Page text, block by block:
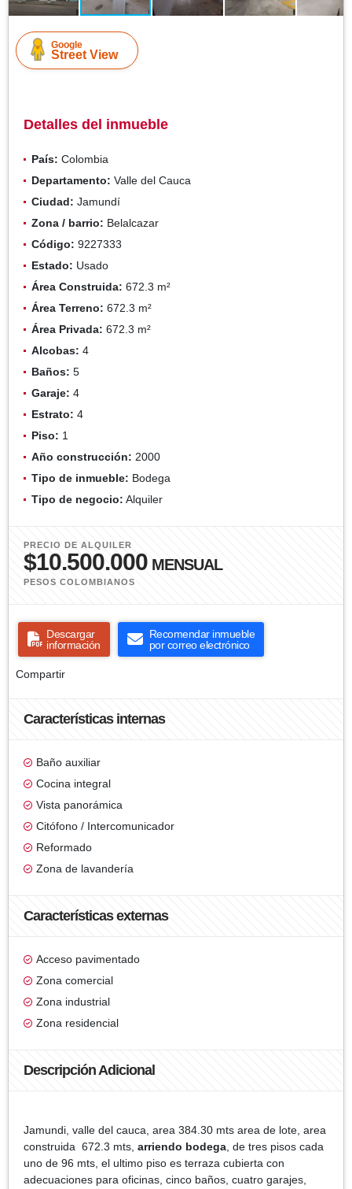
Google
Street View
Detalles del inmueble
País: Colombia
Departamento: Valle del Cauca
Ciudad: Jamundí
Zona / barrio: Belalcazar
Código: 9227333
Estado: Usado
Área Construida: 672.3 m²
Área Terreno: 672.3 m²
Área Privada: 672.3 m²
Alcobas: 4
Baños: 5
Garaje: 4
Estrato: 4
Piso: 1
Año construcción: 2000
Tipo de inmueble: Bodega
Tipo de negocio: Alquiler
PRECIO DE ALQUILER
$10.500.000 MENSUAL
PESOS COLOMBIANOS
Descargar
información
Recomendar inmueble
por correo electrónico
Compartir
Características internas
Baño auxiliar
Cocina integral
Vista panorámica
Citófono / Intercomunicador
Reformado
Zona de lavandería
Características externas
Acceso pavimentado
Zona comercial
Zona industrial
Zona residencial
Descripción Adicional
Jamundi, valle del cauca, area 384.30 mts area de lote, area
construida 672.3 mts, arriendo bodega , de tres pisos cada
uno de 96 mts, el ultimo piso es terraza cubierta con
adecuaciones para oficinas, cinco baños, cuatro garajes,